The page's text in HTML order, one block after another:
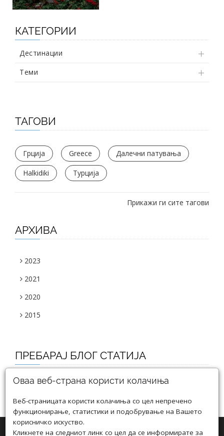
КАТЕГОРИИ
Дестинации
Теми
ТАГОВИ
Грција Greece Далечни патувања
Halkidiki Турција
Прикажи ги сите тагови
АРХИВА
2023
2021
2020
2015
ПРЕБАРАЈ БЛОГ СТАТИЈА
Оваа веб-страна користи колачиња
Веб-страницата користи колачиња со цел непречено
функционирање, статистики и подобрување на Вашето
корисничко искуство.
Кликнете на следниот линк со цел да се информирате за